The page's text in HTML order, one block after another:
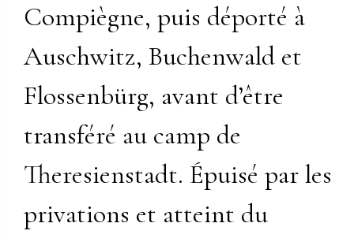
Compiègne, puis déporté à
Auschwitz, Buchenwald et
Flossenbürg, avant d’être
transféré au camp de
Theresienstadt. Épuisé par les
privations et atteint du